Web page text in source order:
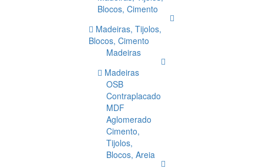
Blocos, Cimento
Madeiras, Tijolos,
Blocos, Cimento
Madeiras
Madeiras
OSB
Contraplacado
MDF
Aglomerado
Cimento,
Tijolos,
Blocos, Areia